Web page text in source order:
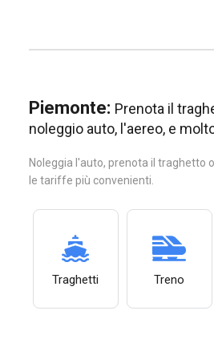
Piemonte: Prenota il
noleggio auto, l'aereo, e
Noleggia l'auto, prenota il traghetto
le tariffe più convenienti.
Traghetti Treno